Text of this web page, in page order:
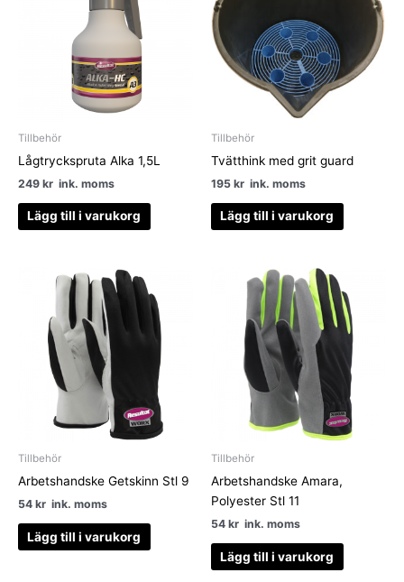
Tillbehör
Lågtryckspruta Alka 1,5L
249 kr ink. moms
Lägg till i varukorg
Tillbehör
Tvätthink med grit guard
195 kr ink. moms
Lägg till i varukorg
Tillbehör
Arbetshandske Getskinn Stl 9
54 kr ink. moms
Lägg till i varukorg
Tillbehör
Arbetshandske Amara,
Polyester Stl 11
54 kr ink. moms
Lägg till i varukorg